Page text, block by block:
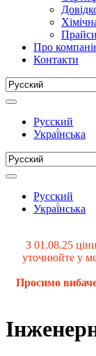
Прайси
Про
Контакти
Русский
Украї́нська
Русский
Украї́нська
З 01.08.25
уточнюйте у
Просимо